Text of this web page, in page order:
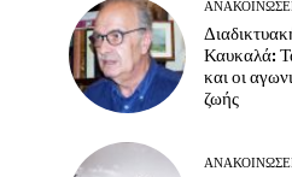
Καυκαλά:
και οι
ζωής